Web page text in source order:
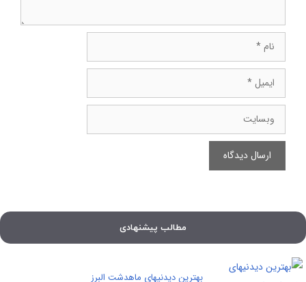
ایمیل
وبسایت
مطالب پیشنهادی
بهترین دیدنیهای ماهدشت البرز